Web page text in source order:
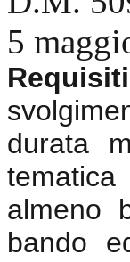
5
durata
almeno
bando